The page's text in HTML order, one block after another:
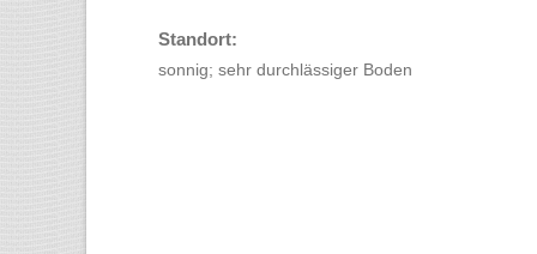
Standort:
sonnig; sehr durchlässiger Boden